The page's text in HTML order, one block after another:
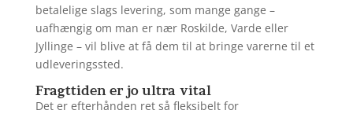
betalelige slags levering, som mange gange –
uafhængig om man er nær Roskilde, Varde eller
Jyllinge – vil blive at få dem til at bringe varerne til et
udleveringssted.
Fragttiden er jo ultra vital
Det er efterhånden ret så fleksibelt for